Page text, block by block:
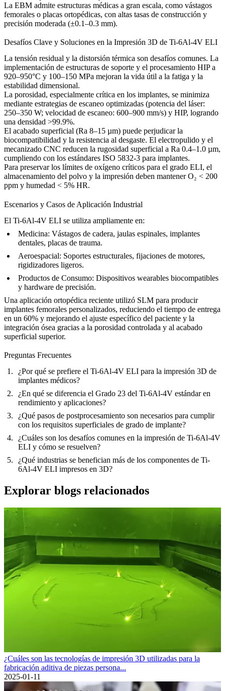
La EBM admite estructuras médicas a gran escala, como vástagos
femorales o placas ortopédicas, con altas tasas de construcción y
precisión moderada (±0.1–0.3 mm).
Desafíos Clave y Soluciones en la Impresión 3D de Ti-6Al-4V ELI
La tensión residual y la distorsión térmica son desafíos comunes. La
implementación de estructuras de soporte y el procesamiento HIPa
920–950°C y 100–150 MPa mejoran la vida útil a la fatiga y la
estabilidad dimensional.
La porosidad, especialmente crítica en los implantes, se minimiza
mediante estrategias de escaneo optimizadas (potencia del láser:
250–350 W; velocidad de escaneo: 600–900 mm/s) y HIP, logrando
una densidad >99.9%.
El acabado superficial (Ra 8–15 µm) puede perjudicar la
biocompatibilidad y la resistencia al desgaste. El electropulido y el
mecanizado CNC reducen la rugosidad superficial a Ra 0.4–1.0 µm,
cumpliendo con los estándares ISO 5832-3 para implantes.
Para preservar los límites de oxígeno críticos para el grado ELI, el
almacenamiento del polvo y la impresión deben mantener O₂ < 200
ppm y humedad < 5% HR.
Escenarios y Casos de Aplicación Industrial
El Ti-6Al-4V ELI se utiliza ampliamente en:
Medicina: Vástagos de cadera, jaulas espinales, implantes
dentales, placas de trauma.
Aeroespacial: Soportes estructurales, fijaciones de motores,
rigidizadores ligeros.
Productos de Consumo: Dispositivos wearables biocompatibles
y hardware de precisión.
Una aplicación ortopédica reciente utilizó SLM para producir
implantes femorales personalizados, reduciendo el tiempo de entrega
en un 60% y mejorando el ajuste específico del paciente y la
integración ósea gracias a la porosidad controlada y al acabado
superficial superior.
Preguntas Frecuentes
¿Por qué se prefiere el Ti-6Al-4V ELI para la impresión 3D de
implantes médicos?
¿En qué se diferencia el Grado 23 del Ti-6Al-4V estándar en
rendimiento y aplicaciones?
¿Qué pasos de postprocesamiento son necesarios para cumplir
con los requisitos superficiales de grado de implante?
¿Cuáles son los desafíos comunes en la impresión de Ti-6Al-4V
ELI y cómo se resuelven?
¿Qué industrias se benefician más de los componentes de Ti-
6Al-4V ELI impresos en 3D?
Explorar blogs relacionados
¿Cuáles son las tecnologías de impresión 3D utilizadas para la
fabricación aditiva de piezas persona...
2025-01-11